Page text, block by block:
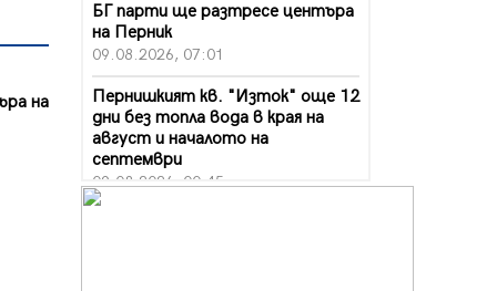
на
БГ парти ще разтресе центъра
на Перник
09.08.2026, 07:01
Пернишкият кв. "Изток" още 12
дни без топла вода в края на
август и началото на
септември
09.08.2026, 00:45